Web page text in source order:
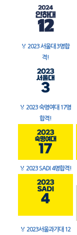
🏅 2023 서울대 3명합
격!
🏅 2023 숙명여대 17명
합격!
🏅 2023 SADI 4명합격!
🏅 2023서울과기대 12